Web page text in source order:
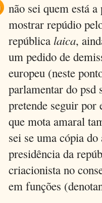
não sei quem está
mostrar repúdio
república laica,
um pedido de
europeu (neste
parlamentar do psd
pretende seguir
que mota amaral
sei se uma cópia
presidência da
criacionista no
em funções